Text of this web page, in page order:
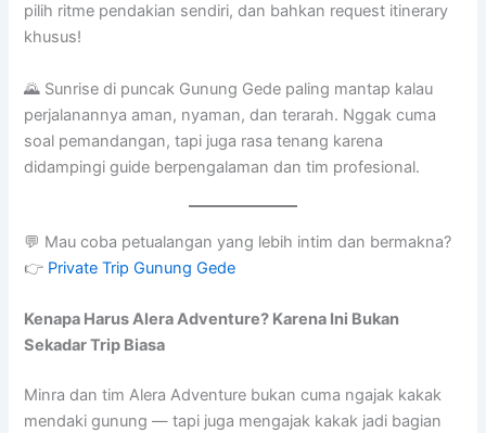
pilih ritme pendakian sendiri, dan bahkan request itinerary
khusus!
🌄 Sunrise di puncak Gunung Gede paling mantap kalau
perjalanannya aman, nyaman, dan terarah. Nggak cuma
soal pemandangan, tapi juga rasa tenang karena
didampingi guide berpengalaman dan tim profesional.
💬 Mau coba petualangan yang lebih intim dan bermakna?
👉 Private Trip Gunung Gede
Kenapa Harus Alera Adventure? Karena Ini Bukan
Sekadar Trip Biasa
Minra dan tim Alera Adventure bukan cuma ngajak kakak
mendaki gunung — tapi juga mengajak kakak jadi bagian